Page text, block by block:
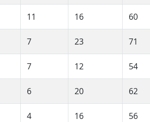
11 16 60
7 23 71
7 12 54
6 20 62
4 16 56